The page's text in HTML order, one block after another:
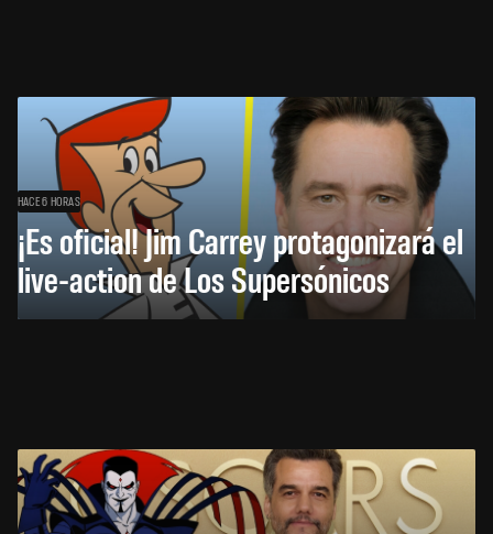
HACE 6 HORAS
¡Es oficial! Jim Carrey protagonizará el
live-action de Los Supersónicos